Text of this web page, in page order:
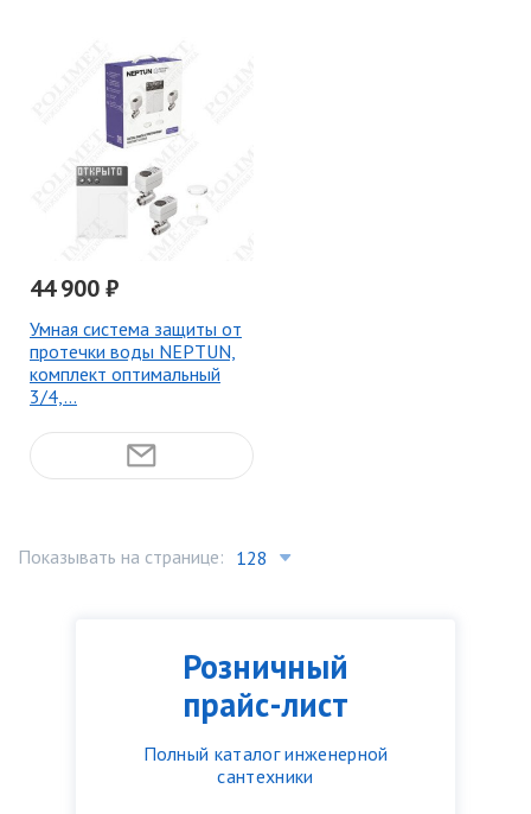
Розничный
прайс-лист
Полный каталог инженерной
сантехники
44 900 ₽
Умная система защиты от
протечки воды NEPTUN,
комплект оптимальный
3/4,…
Показывать на странице: